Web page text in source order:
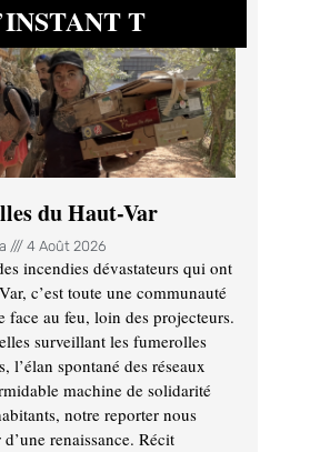
INSTANT T
du Haut-Var
4 Août 2026
incendies dévastateurs qui ont
c’est toute une communauté
face au feu, loin des projecteurs.
surveillant les fumerolles
l’élan spontané des réseaux
machine de solidarité
notre reporter nous
renaissance. Récit